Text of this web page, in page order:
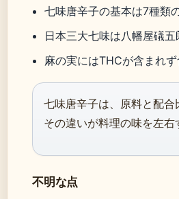
七味唐辛子の基本は7種類
日本三大七味は八幡屋礒
麻の実にはTHCが含まれ
七味唐辛子は、原料と配
その違いが料理の味を左右
不明な点